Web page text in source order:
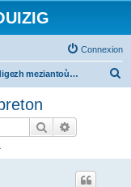
Connexion
Troidigezh meziantoù all (frank a wirioù evit an darn vrasañ anezho)
Rechercher